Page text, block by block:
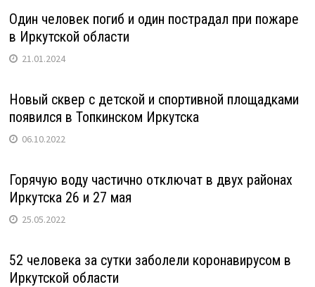
Один человек погиб и один пострадал при пожаре
в Иркутской области
21.01.2024
Новый сквер с детской и спортивной площадками
появился в Топкинском Иркутска
06.10.2022
Горячую воду частично отключат в двух районах
Иркутска 26 и 27 мая
25.05.2022
52 человека за сутки заболели коронавирусом в
Иркутской области